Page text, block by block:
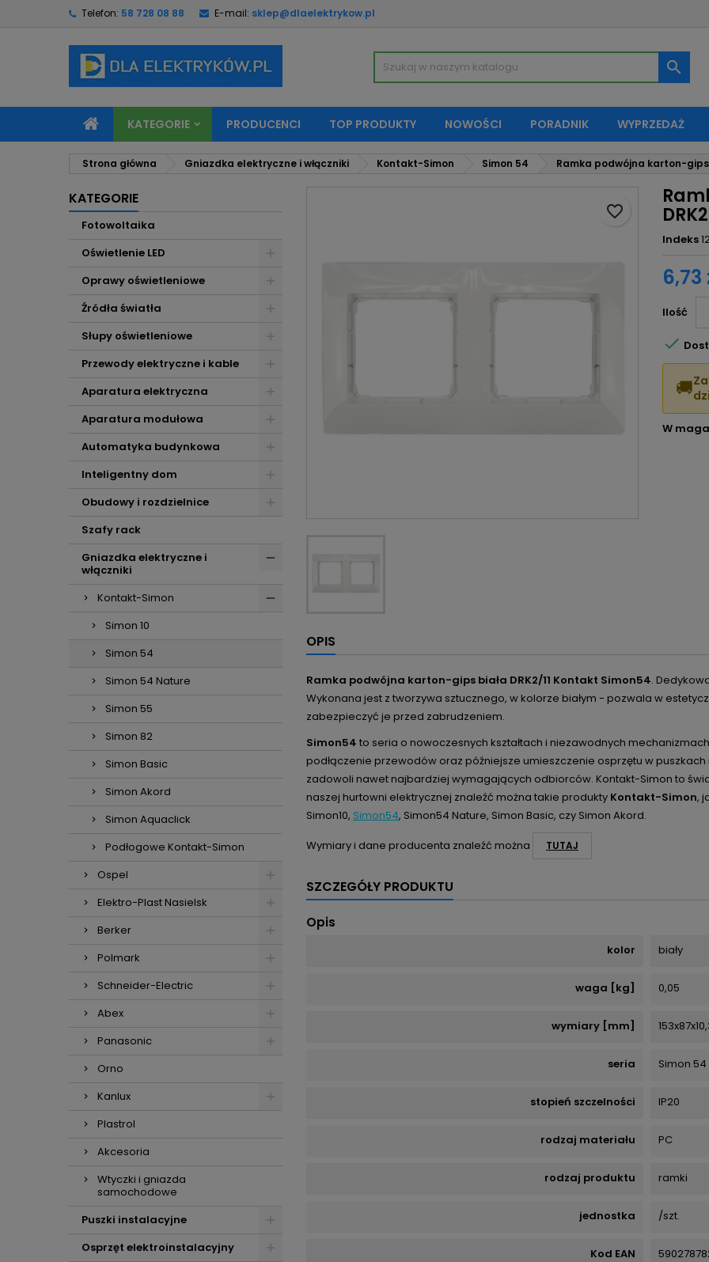
Telefon: 58 728 08 88 E-mail: sklep@dlaelektrykow.pl

KATEGORIE PRODUCENCI TOP PRODUKTY NOWOŚCI PORADNIK WYPRZEDAŻ
Strona główna Gniazdka elektryczne i włączniki Kontakt-Simon Simon 54 Ramka podwójna karton-gips
KATEGORIE
Fotowoltaika
Oświetlenie LED
Oprawy oświetleniowe
Źródła światła
Słupy oświetleniowe
Przewody elektryczne i kable
Aparatura elektryczna
Aparatura modułowa
Automatyka budynkowa
Inteligentny dom
Obudowy i rozdzielnice
Szafy rack
Gniazdka elektryczne i
włączniki
Kontakt-Simon
Simon 10
Simon 54
Simon 54 Nature
Simon 55
Simon 82
Simon Basic
Simon Akord
Simon Aquaclick
Podłogowe Kontakt-Simon
Ospel
Elektro-Plast Nasielsk
Berker
Polmark
Schneider-Electric
Abex
Panasonic
Orno
Kanlux
Plastrol
Akcesoria
Wtyczki i gniazda
samochodowe
Puszki instalacyjne
Osprzęt elektroinstalacyjny
Indeks
6,73
Ilość
favorite_border

🚚
W
OPIS
Ramka podwójna karton-gips biała DRK2/11 Kontakt Simon54.
Wykonana jest z tworzywa sztucznego, w kolorze białym - pozwala w
zabezpieczyć je przed zabrudzeniem.
Simon54 to seria o nowoczesnych kształtach i niezawodnych
podłączenie przewodów oraz późniejsze umieszczenie osprzętu w
zadowoli nawet najbardziej wymagających odbiorców. Kontakt-Simon to
naszej hurtowni elektrycznej znaleźć można takie produkty Kontakt-Simon,
Simon10, Simon54, Simon54 Nature, Simon Basic, czy Simon Akord.
Wymiary i dane producenta znaleźć można
TUTAJ
SZCZEGÓŁY PRODUKTU
Opis
kolor biały
waga [kg] 0,05
wymiary [mm]
seria Simon 54
stopień szczelności IP20
rodzaj materiału PC
rodzaj produktu ramki
jednostka /szt.
Kod EAN
Moje listy życzeń
Utwórz nową listę
Utwórz listę życzeń
Utwórz listę życzeń
Zaloguj się
Musisz być zalogowany by zapisać produkty na swojej liście życzeń.